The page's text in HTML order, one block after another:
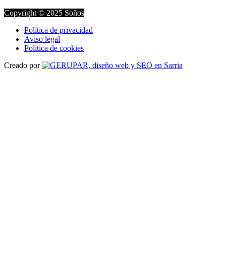
Copyright © 2025 Soños
Política de privacidad
Aviso legal
Política de cookies
Creado por